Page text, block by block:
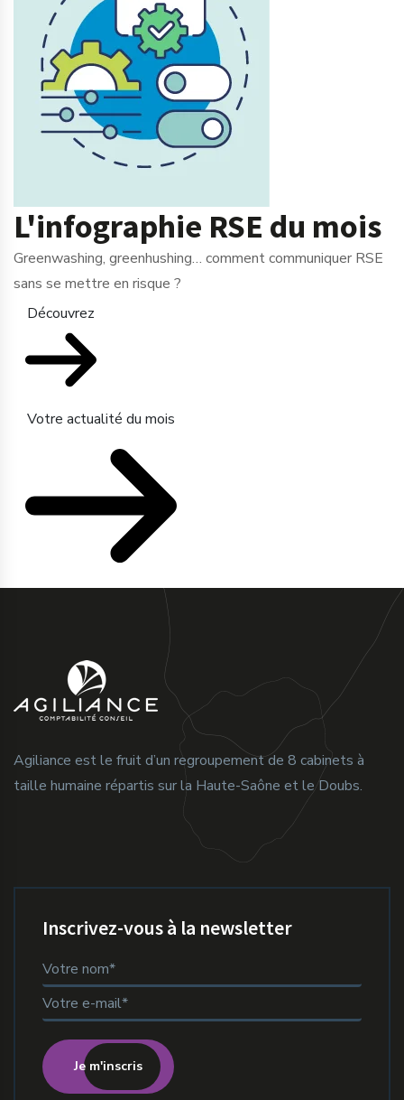
L'infographie RSE du mois
Greenwashing, greenhushing… comment communiquer RSE
sans se mettre en risque ?
Découvrez
Votre actualité du mois
Agiliance est le fruit d’un regroupement de 8 cabinets à
taille humaine répartis sur la Haute-Saône et le Doubs.
Inscrivez-vous à la newsletter
Je m'inscris